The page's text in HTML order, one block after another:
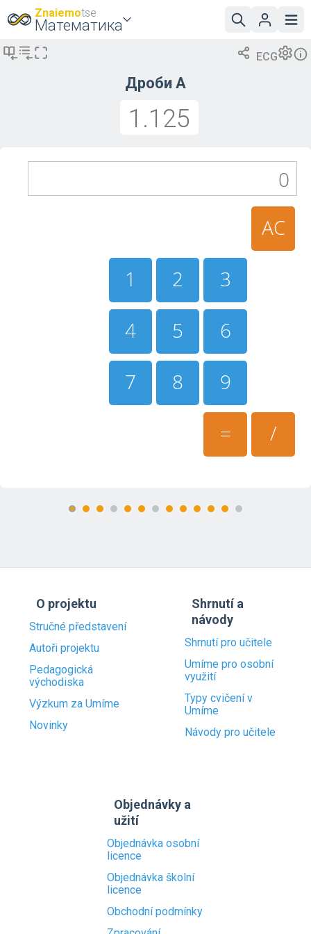
Znaiemotse
Математика
ECG
Дроби A
1.125
0
AC
1
2
3
4
5
6
7
8
9
=
/
O projektu
Stručné představení
Autoři projektu
Pedagogická
východiska
Výzkum za Umíme
Novinky
Shrnutí a
návody
Shrnutí pro učitele
Umíme pro osobní
využití
Typy cvičení v
Umíme
Návody pro učitele
Objednávky a
užití
Objednávka osobní
licence
Objednávka školní
licence
Obchodní podmínky